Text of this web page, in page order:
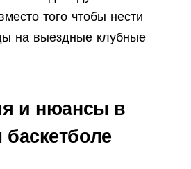
того чтобы нести
на выездные клубные
и нюансы в